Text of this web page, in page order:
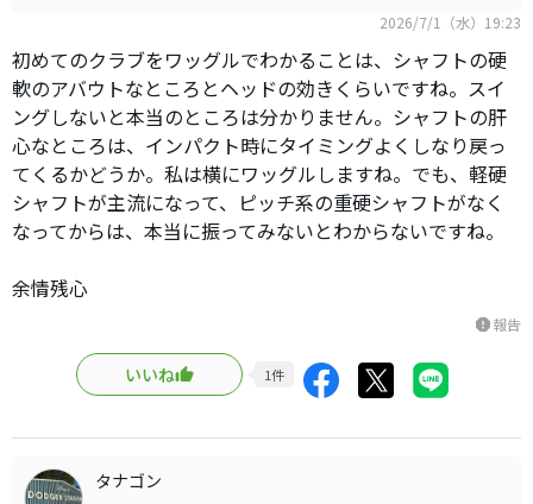
2026/7/1（水）19:23
初めてのクラブをワッグルでわかることは、シャフトの硬
軟のアバウトなところとヘッドの効きくらいですね。スイ
ングしないと本当のところは分かりません。シャフトの肝
心なところは、インパクト時にタイミングよくしなり戻っ
てくるかどうか。私は横にワッグルしますね。でも、軽硬
シャフトが主流になって、ピッチ系の重硬シャフトがなく
なってからは、本当に振ってみないとわからないですね。
余情残心
report報告
いいね 1件
タナゴン